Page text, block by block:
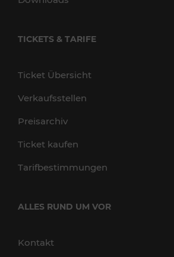
TICKETS & TARIFE
Ticket Übersicht
Verkaufsstellen
Preisarchiv
Ticket kaufen
Tarifbestimmungen
ALLES RUND UM VOR
Kontakt